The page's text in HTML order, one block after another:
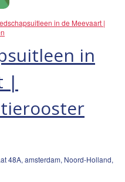
in
|
in de Meevaart |
48A, amsterdam, Noord-Holland,